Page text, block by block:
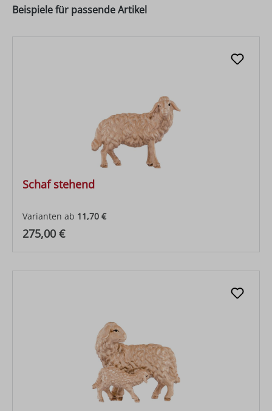
Beispiele für passende Artikel
Schaf stehend
Varianten ab 11,70 €
Regulärer Preis:
275,00 €